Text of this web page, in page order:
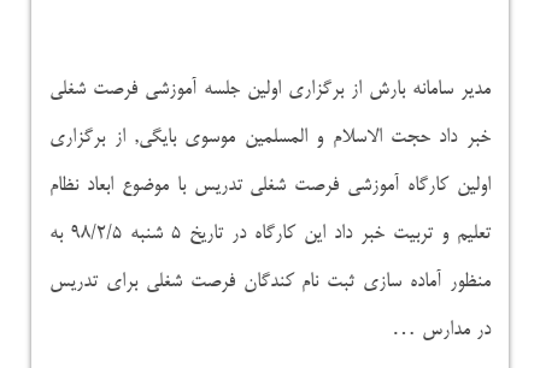
مدیر سامانه بارش از برگزاری اولین جلسه آموزشی فرصت شغلی
خبر داد حجت الاسلام و المسلمین موسوی بایگی, از برگزاری
اولین کارگاه آموزشی فرصت شغلی تدریس با موضوع ابعاد نظام
تعلیم و تربیت خبر داد این کارگاه در تاریخ ۵ شنبه ۹۸/۲/۵ به
منظور آماده سازی ثبت نام کندگان فرصت شغلی برای تدریس
در مدارس …